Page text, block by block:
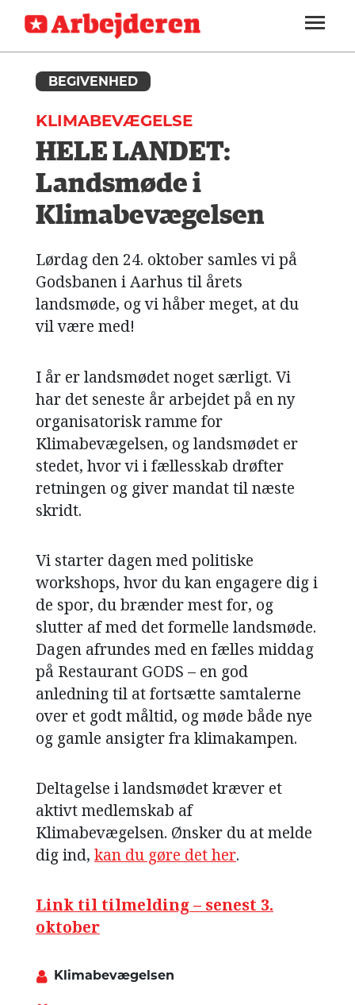
SEKTIONER
ARBEJDEREN
MENER
FAGLIGT
UDLAND
KALENDER
DEBAT
LÆSER
TIL
NAVNE
HISTORIE
TEORI
SOUNDCLOUD
ABONNER
LOG IND
OM
ARBEJDEREN
BEGIVENHED
KLIMABEVÆGELSE
HELE LANDET:
Landsmøde i
Klimabevægelsen
Lørdag den 24. oktober samles vi på
Godsbanen i Aarhus til årets
landsmøde, og vi håber meget, at du
vil være med!
I år er landsmødet noget særligt. Vi
har det seneste år arbejdet på en ny
organisatorisk ramme for
Klimabevægelsen, og landsmødet er
stedet, hvor vi i fællesskab drøfter
retningen og giver mandat til næste
skridt.
Vi starter dagen med politiske
workshops, hvor du kan engagere dig i
de spor, du brænder mest for, og
slutter af med det formelle landsmøde.
Dagen afrundes med en fælles middag
på Restaurant GODS – en god
anledning til at fortsætte samtalerne
over et godt måltid, og møde både nye
og gamle ansigter fra klimakampen.
Deltagelse i landsmødet kræver et
aktivt medlemskab af
Klimabevægelsen. Ønsker du at melde
dig ind, kan du gøre det her.
Link til tilmelding – senest 3.
oktober
Klimabevægelsen